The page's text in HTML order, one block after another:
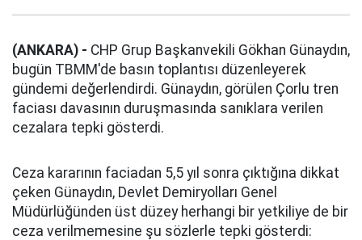
(ANKARA) - CHP Grup Başkanvekili Gökhan Günaydın,
bugün TBMM'de basın toplantısı düzenleyerek
gündemi değerlendirdi. Günaydın, görülen Çorlu tren
faciası davasının duruşmasında sanıklara verilen
cezalara tepki gösterdi.
Ceza kararının faciadan 5,5 yıl sonra çıktığına dikkat
çeken Günaydın, Devlet Demiryolları Genel
Müdürlüğünden üst düzey herhangi bir yetkiliye de bir
ceza verilmemesine şu sözlerle tepki gösterdi: